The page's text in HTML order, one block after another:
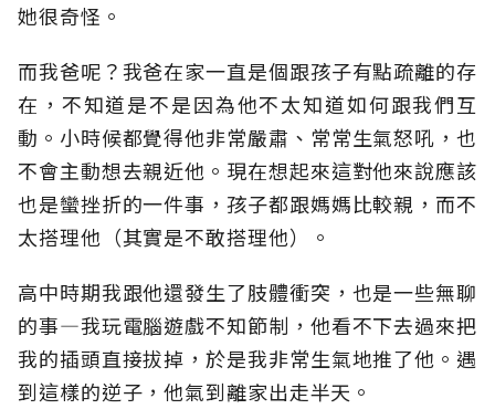
她很奇怪。
而我爸呢？我爸在家一直是個跟孩子有點疏離的存
在，不知道是不是因為他不太知道如何跟我們互
動。小時候都覺得他非常嚴肅、常常生氣怒吼，也
不會主動想去親近他。現在想起來這對他來說應該
也是蠻挫折的一件事，孩子都跟媽媽比較親，而不
太搭理他（其實是不敢搭理他）。
高中時期我跟他還發生了肢體衝突，也是一些無聊
的事—我玩電腦遊戲不知節制，他看不下去過來把
我的插頭直接拔掉，於是我非常生氣地推了他。遇
到這樣的逆子，他氣到離家出走半天。